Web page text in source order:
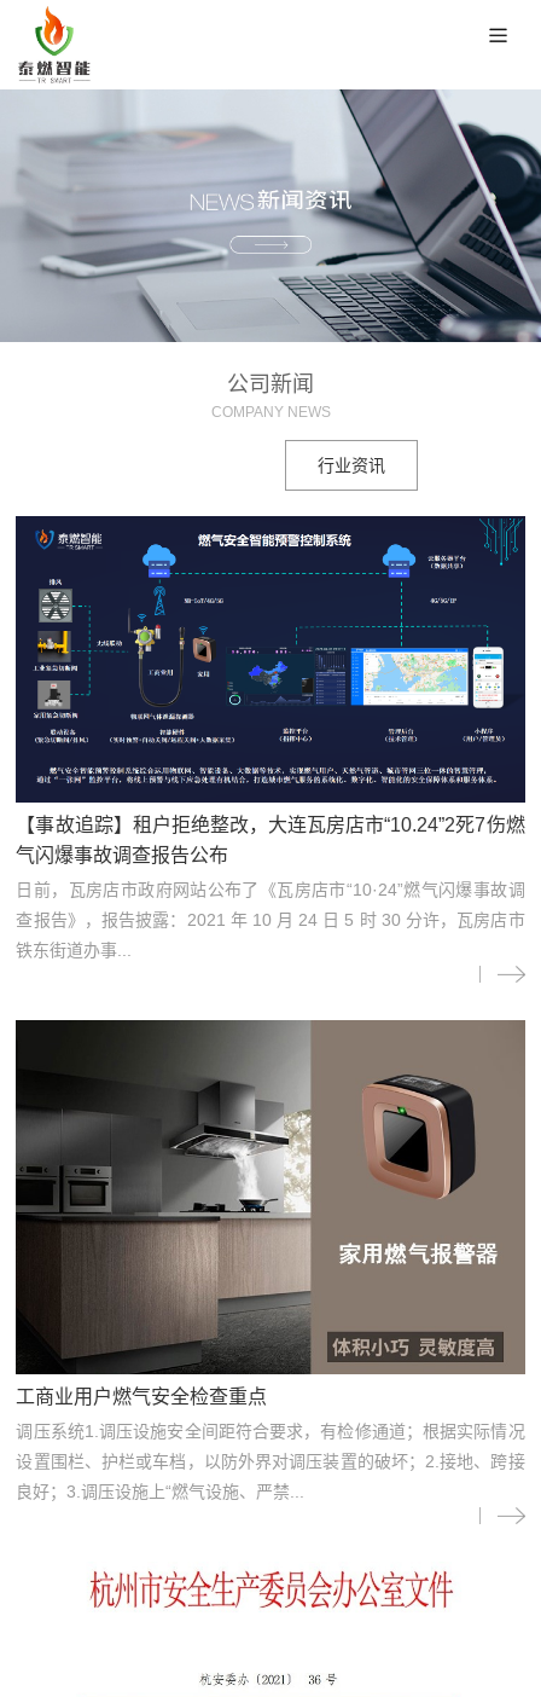
公司新闻
COMPANY NEWS
行业资讯
【事故追踪】租户拒绝整改，大连瓦房店市“10.24”2死7伤燃
气闪爆事故调查报告公布
日前，瓦房店市政府网站公布了《瓦房店市“10·24”燃气闪爆事故调
查报告》，报告披露：2021 年 10 月 24 日 5 时 30 分许，瓦房店市
铁东街道办事...
工商业用户燃气安全检查重点
调压系统1.调压设施安全间距符合要求，有检修通道；根据实际情况
设置围栏、护栏或车档，以防外界对调压装置的破坏；2.接地、跨接
良好；3.调压设施上“燃气设施、严禁...